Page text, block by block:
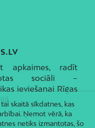
apkaimes, radīt
sociāli –
ieviešanai Rīgas
skaitā sīkdatnes, kas
Ņemot vērā, ka
netiks izmantotas, šo